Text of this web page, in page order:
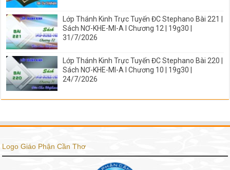
Lớp Thánh Kinh Trực Tuyến ĐC Stephano Bài 221 |
Sách NƠ-KHE-MI-A I Chương 12 | 19g30 |
31/7/2026
Lớp Thánh Kinh Trực Tuyến ĐC Stephano Bài 220 |
Sách NƠ-KHE-MI-A I Chương 10 | 19g30 |
24/7/2026
Logo Giáo Phận Cần Thơ